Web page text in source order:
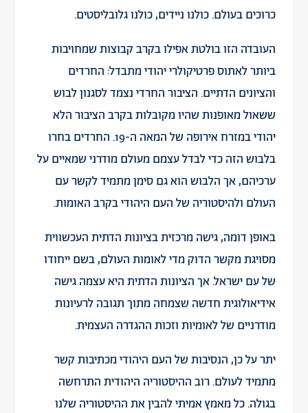
כרוכים בעולם. כולנו ניידים, כולנו גלובליסטים.
העובדה הזו בולטת אפילו בקרב קבוצות שמחויבות
ביותר לאתוס פרטיקולרי יהודי מתבדל: החרדים
והציונים הדתיים. הציבור החרדי נצמד לסגנון לבוש
ששאול מאופנות שהיו מקובלות בקרב הציבור הלא
יהודי במזרח אירופה של המאה ה-19. החרדים בחרו
בלבוש הזה כדי לבדל עצמם מעולם מודרני שמאיים על
ערכיהם, אך הלבוש הוא גם סימן מתמיד לקשר עם
העולם ולהיסטוריה של העם היהודי בקרב האומות.
באופן דומה, גישה מרכזית בציונות הדתית העכשווית
מסויגת מקשר הדוק מדי לאומות העולם, בשם ייחודו
של עם ישראל. אך הציונות הדתית היא עצמה גישה
אידיאולוגית חדשה שצמחה מתוך תגובה לרעיונות
מודרניים של לאומיות וזכות ההגדרה העצמית.
יתר על כן, הנסיבות של העם היהודי מכתיבות קשר
מתמיד לעולם. רוב ההיסטוריה היהודית התרחשה
בגולה. כל מאמץ אמיתי להבין את ההיסטוריה שלנו